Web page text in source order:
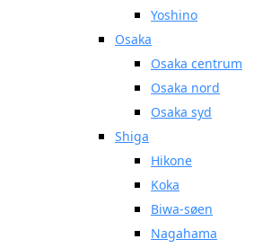
Yoshino
Osaka
Osaka centrum
Osaka nord
Osaka syd
Shiga
Hikone
Koka
Biwa-søen
Nagahama